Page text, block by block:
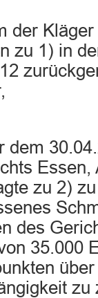
der
zu 1) in
dem
Essen,
zu 2)
des
35.000
zu